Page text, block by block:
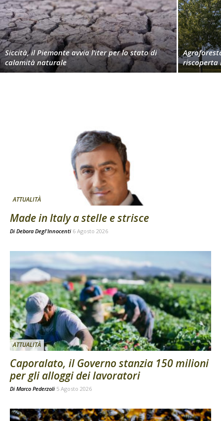
Siccità, il Piemonte avvia l’iter per lo stato di
calamità naturale
riscoperta
ATTUALITÀ
Made in Italy a stelle e strisce
Di Debora Degl'Innocenti 6 Agosto 2026
ATTUALITÀ
Caporalato, il Governo stanzia 150 milioni
per gli alloggi dei lavoratori
Di Marco Pederzoli 5 Agosto 2026